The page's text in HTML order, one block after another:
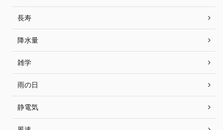
長寿
降水量
雑学
雨の日
静電気